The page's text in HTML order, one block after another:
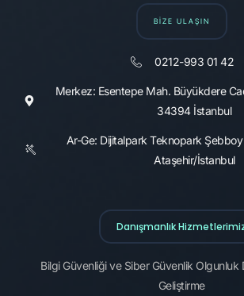
BİZE ULAŞIN
0212-993 01 42
Merkez: Esentepe Mah. Büyükdere
34394 İstanbul
Ar-Ge: Dijitalpark Teknopark
Ataşehir/İstanbul
Danışmanlık
Bilgi Güvenliği ve Siber Güvenlik Olgunluk
Geliştirme